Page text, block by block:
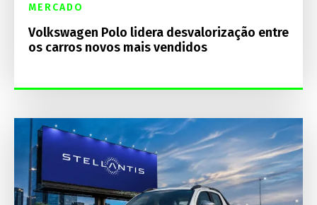
MERCADO
Volkswagen Polo lidera desvalorização entre
os carros novos mais vendidos